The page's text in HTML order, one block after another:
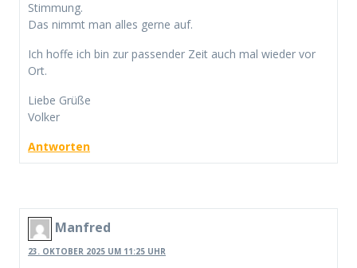
Stimmung.
Das nimmt man alles gerne auf.
Ich hoffe ich bin zur passender Zeit auch mal wieder vor
Ort.
Liebe Grüße
Volker
Antworten
Manfred
23. OKTOBER 2025 UM 11:25 UHR